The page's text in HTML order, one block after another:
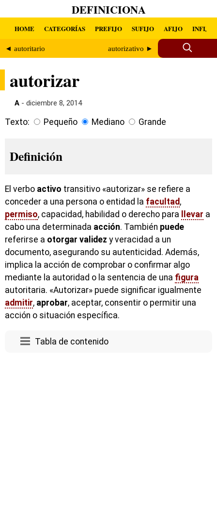
DEFINICIONA
HOME CATEGORÍAS PREFIJO SUFIJO AFIJO INFIJO
◄ autoritario autorizativo ►
autorizar
A - diciembre 8, 2014
Texto: Pequeño Mediano Grande
Definición
El verbo activo transitivo «autorizar» se refiere a
conceder a una persona o entidad la facultad,
permiso, capacidad, habilidad o derecho para llevar a
cabo una determinada acción. También puede
referirse a otorgar validez y veracidad a un
documento, asegurando su autenticidad. Además,
implica la acción de comprobar o confirmar algo
mediante la autoridad o la sentencia de una figura
autoritaria. «Autorizar» puede significar igualmente
admitir, aprobar, aceptar, consentir o permitir una
acción o situación específica.
Tabla de contenido